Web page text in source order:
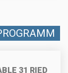
31 RIED